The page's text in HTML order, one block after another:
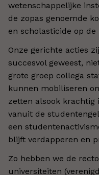
wetenschappelijke
de zopas genoemde
en scholasticide op de
Onze gerichte acties
succesvol geweest,
grote groep collega
kunnen mobiliseren
zetten alsook krachtig
vanuit de
een
blijft verdapperen en
Zo hebben we de
universiteiten